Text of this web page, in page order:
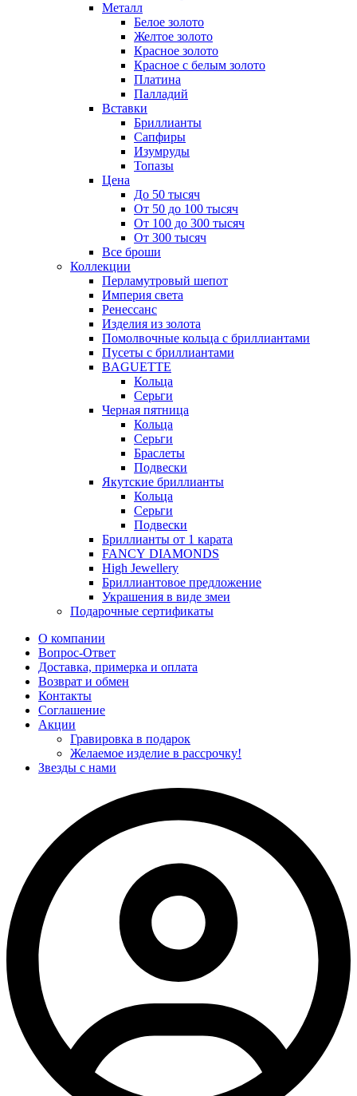
Металл
Белое золото
Желтое золото
Красное золото
Красное с белым золото
Платина
Палладий
Вставки
Бриллианты
Сапфиры
Изумруды
Топазы
Цена
До 50 тысяч
От 50 до 100 тысяч
От 100 до 300 тысяч
От 300 тысяч
Все броши
Коллекции
Перламутровый шепот
Империя света
Ренессанс
Изделия из золота
Помолвочные кольца с бриллиантами
Пусеты с бриллиантами
BAGUETTE
Кольца
Серьги
Черная пятница
Кольца
Серьги
Браслеты
Подвески
Якутские бриллианты
Кольца
Серьги
Подвески
Бриллианты от 1 карата
FANCY DIAMONDS
High Jewellery
Бриллиантовое предложение
Украшения в виде змеи
Подарочные сертификаты
О компании
Вопрос-Ответ
Доставка, примерка и оплата
Возврат и обмен
Контакты
Соглашение
Акции
Гравировка в подарок
Желаемое изделие в рассрочку!
Звезды с нами